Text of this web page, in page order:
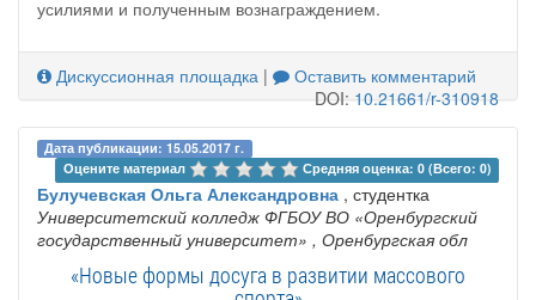
усилиями и полученным вознаграждением.
Дискуссионная площадка |
Оставить комментарий
DOI:10.21661/r-310918
Дата публикации: 15.05.2017 г.
Оцените материал
Средняя оценка: 0 (Всего: 0)
Булучевская Ольга Александровна , студентка
Университетский колледж ФГБОУ ВО «Оренбургский
государственный университет» , Оренбургская обл
«Новые формы досуга в развитии массового